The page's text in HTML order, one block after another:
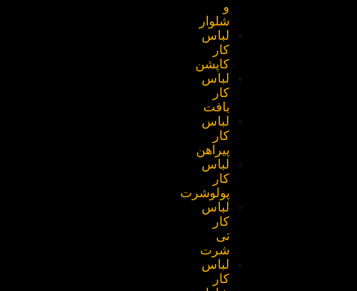
شلوار
لباس
کار
کاپشن
لباس
کار
بافت
لباس
کار
پیراهن
لباس
کار
پولوشرت
لباس
کار
تی
شرت
لباس
کار